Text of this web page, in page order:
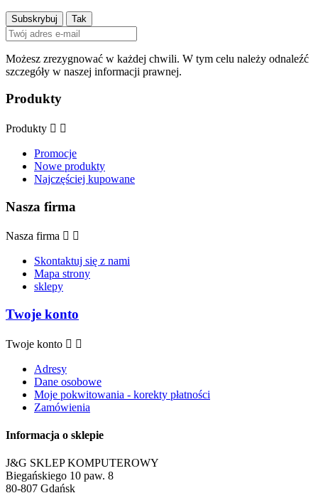
Możesz zrezygnować w każdej chwili. W tym celu należy odnaleźć
szczegóły w naszej informacji prawnej.
Produkty
Produkty  
Promocje
Nowe produkty
Najczęściej kupowane
Nasza firma
Nasza firma  
Skontaktuj się z nami
Mapa strony
sklepy
Twoje konto
Twoje konto  
Adresy
Dane osobowe
Moje pokwitowania - korekty płatności
Zamówienia
Informacja o sklepie
J&G SKLEP KOMPUTEROWY
Biegańskiego 10 paw. 8
80-807 Gdańsk